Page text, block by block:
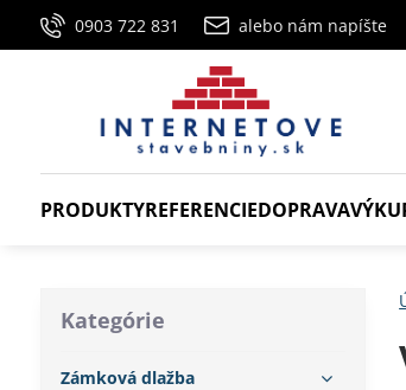
0903 722 831 alebo nám napíšte
PRODUKTYREFERENCIEDOPRAVA
Kategórie
Zámková dlažba